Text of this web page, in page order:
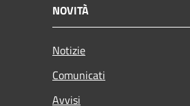
NOVITÀ
Notizie
Comunicati
Avvisi